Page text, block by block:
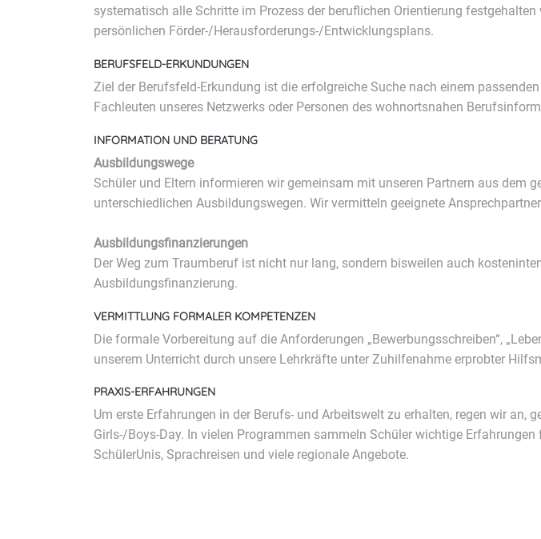
systematisch alle Schritte im Prozess der beruflichen Orientierung
persönlichen Förder-/Herausforderungs-/Entwicklungsplans.
BERUFSFELD-ERKUNDUNGEN
Ziel der Berufsfeld-Erkundung ist die erfolgreiche Suche nach einem
Fachleuten unseres Netzwerks oder Personen des wohnortsnahen
INFORMATION UND BERATUNG
Ausbildungswege
Schüler und Eltern informieren wir gemeinsam mit unseren Partnern aus dem
unterschiedlichen Ausbildungswegen. Wir vermitteln geeignete
Ausbildungsfinanzierungen
Der Weg zum Traumberuf ist nicht nur lang, sondern bisweilen auch
Ausbildungsfinanzierung.
VERMITTLUNG FORMALER KOMPETENZEN
Die formale Vorbereitung auf die Anforderungen „Bewerbungsschreiben“,
unserem Unterricht durch unsere Lehrkräfte unter Zuhilfenahme erprobter
PRAXIS-ERFAHRUNGEN
Um erste Erfahrungen in der Berufs- und Arbeitswelt zu erhalten, regen wir an,
Girls-/Boys-Day. In vielen Programmen sammeln Schüler wichtige
SchülerUnis, Sprachreisen und viele regionale Angebote.